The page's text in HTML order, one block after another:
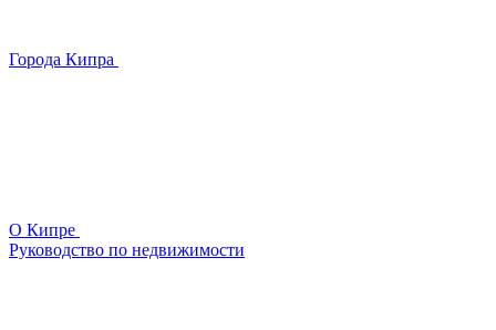
Города Кипра
О Кипре
Руководство по недвижимости